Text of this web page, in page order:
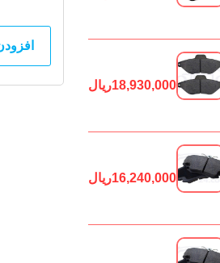
18,930,000ریال
16,240,000ریال